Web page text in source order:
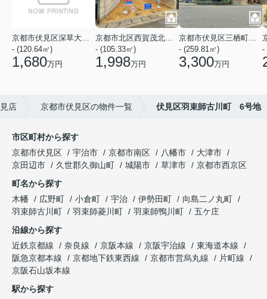
京都市伏見区深草大亀谷万帖敷町
- (120.64㎡)
1,680万円
京都市北区西賀茂北鎮守菴町
- (105.33㎡)
1,998万円
京都市伏見区三栖町３丁目
- (259.81㎡)
3,300万円
-
店 京都市伏見区の物件一覧 伏見区羽束師古川町 6号地
市区町村から探す
京都市伏見区
宇治市 京都市南区 八幡市
大津市
京田辺市
久世郡久御山町 城陽市 草津市
京都市西京区
町名から探す
木幡
広野町 小倉町 宇治 伊勢田町
向島二ノ丸町
羽束師古川町
羽束師菱川町 羽束師鴨川町
五ケ庄
沿線から探す
近鉄京都線
奈良線 京阪本線 京阪宇治線
東海道本線
阪急京都本線
京都地下鉄東西線 京都市営烏丸線
片町線
京阪石山坂本線
駅から探す